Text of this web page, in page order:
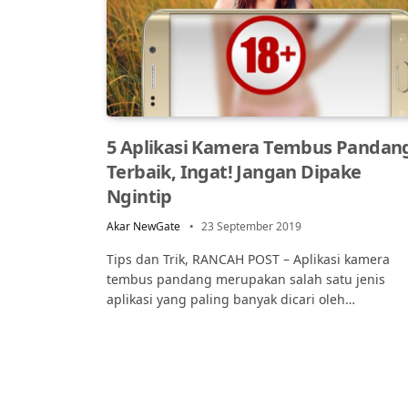
5 Aplikasi Kamera Tembus
Terbaik, Ingat! Jangan Dipake
Ngintip
Akar NewGate 23 September 2019
Tips dan Trik, RANCAH POST – Aplikasi kamera
tembus pandang merupakan salah satu jenis
aplikasi yang paling banyak dicari oleh…